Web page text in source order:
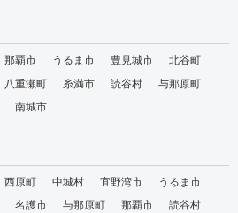
那覇市 うるま市 豊見城市
北谷町
八重瀬町 糸満市 読谷村
与那原町
南城市
西原町 中城村 宜野湾市
うるま市
名護市 与那原町 那覇市
読谷村